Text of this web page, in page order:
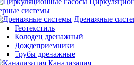
системы
Дренажные
Геотекстиль
Колодец дренажный
Дождеприемники
Трубы дренажные
Канализация